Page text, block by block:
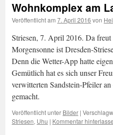
Wohnkomplex am
Veröffentlicht am 7. April 2016 von
Striesen, 7. April 2016. Da
Morgensonne ist Dresden-
Denn die Wetter-App hatte
Gemütlich hat es sich unser
verwitterten Sandstein-Pfeiler
gemacht.
Veröffentlicht unter Bilder |
Striesen, Uhu | Kommentar